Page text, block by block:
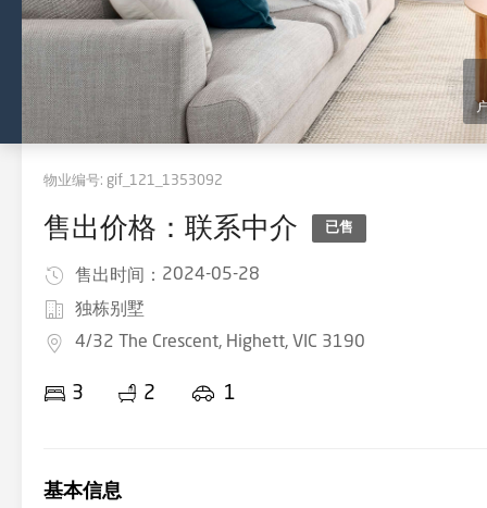
物业编号: gif_121_1353092
售出价格：联系中介 已售
售出时间： 2024-05-28
独栋别墅
4/32 The Crescent, Highett, VIC 3190
3 2 1
基本信息